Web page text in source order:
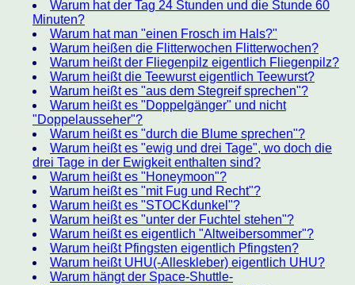
Warum hat der Tag 24 Stunden und die Stunde 60
Minuten?
Warum hat man "einen Frosch im Hals?"
Warum heißen die Flitterwochen Flitterwochen?
Warum heißt der Fliegenpilz eigentlich Fliegenpilz?
Warum heißt die Teewurst eigentlich Teewurst?
Warum heißt es "aus dem Stegreif sprechen"?
Warum heißt es "Doppelgänger" und nicht
"Doppelausseher"?
Warum heißt es "durch die Blume sprechen"?
Warum heißt es "ewig und drei Tage", wo doch die
drei Tage in der Ewigkeit enthalten sind?
Warum heißt es "Honeymoon"?
Warum heißt es "mit Fug und Recht"?
Warum heißt es "STOCKdunkel"?
Warum heißt es "unter der Fuchtel stehen"?
Warum heißt es eigentlich "Altweibersommer"?
Warum heißt Pfingsten eigentlich Pfingsten?
Warum heißt UHU(-Alleskleber) eigentlich UHU?
Warum hängt der Space-Shuttle-